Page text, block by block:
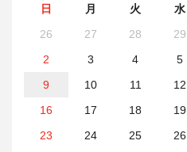
日 月 火 水
26
27 28 29
2
3 4 5
9
10 11 12
16
17 18 19
23
24 25 26